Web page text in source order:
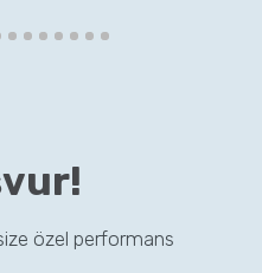
özel performans